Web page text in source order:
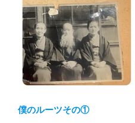
僕のルーツその①